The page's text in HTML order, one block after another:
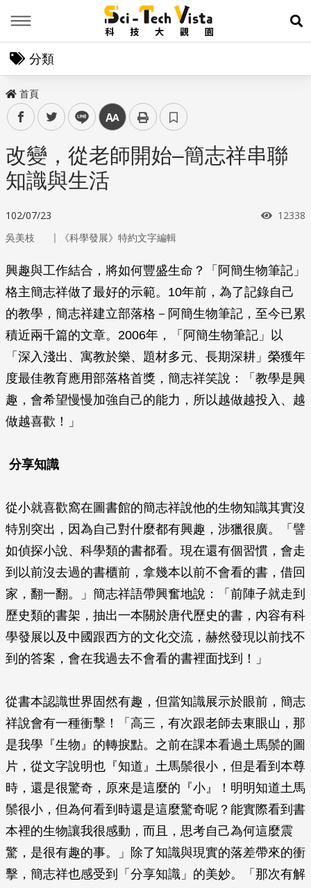
展
分類
首頁
facebooktwitter line 中
改變，從老師開始–簡志祥串聯
知識與生活
102/07/23 瀏覽次
12338
吳美枝 ｜ 《科學發展》特約文字編輯
興趣與工作結合，將如何豐盛生命？「阿簡生物筆記」
格主簡志祥做了最好的示範。10年前，為了記錄自己
的教學，簡志祥建立部落格－阿簡生物筆記，至今已累
積近兩千篇的文章。2006年，「阿簡生物筆記」以
「深入淺出、寓教於樂、題材多元、長期深耕」榮獲年
度最佳教育應用部落格首獎，簡志祥笑說：「教學是興
趣，會希望慢慢加強自己的能力，所以越做越投入、越
做越喜歡！」
分享知識
從小就喜歡窩在圖書館的簡志祥說他的生物知識其實沒
特別突出，因為自己對什麼都有興趣，涉獵很廣。「譬
如偵探小說、科學類的書都看。現在還有個習慣，會走
到以前沒去過的書櫃前，拿幾本以前不會看的書，借回
家，翻一翻。」簡志祥語帶興奮地說：「前陣子就走到
歷史類的書架，抽出一本關於唐代歷史的書，內容有科
學發展以及中國跟西方的文化交流，赫然發現以前找不
到的答案，會在我過去不會看的書裡面找到！」
從書本認識世界固然有趣，但當知識展示於眼前，簡志
祥說會有一種衝擊！「高三，有次跟老師去東眼山，那
是我學『生物』的轉捩點。之前在課本看過土馬鬃的圖
片，從文字說明也『知道』土馬鬃很小，但是看到本尊
時，還是很驚奇，原來是這麼的『小』！明明知道土馬
鬃很小，但為何看到時還是這麼驚奇呢？能實際看到書
本裡的生物讓我很感動，而且，思考自己為何這麼震
驚，是很有趣的事。」除了知識與現實的落差帶來的衝
擊，簡志祥也感受到「分享知識」的美妙。「那次有解